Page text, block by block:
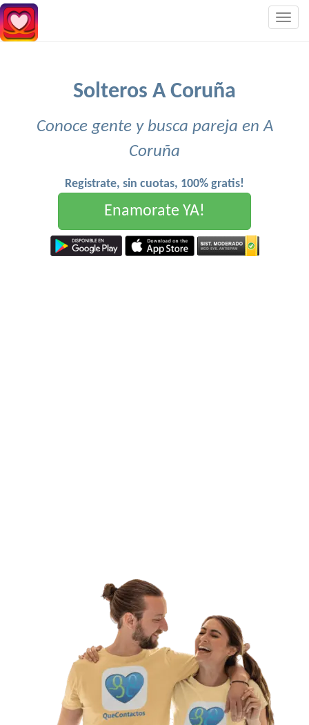
Solteros A Coruña
Conoce gente y busca pareja en A
Coruña
Registrate, sin cuotas, 100% gratis!
Enamorate YA!